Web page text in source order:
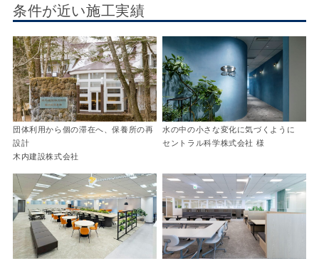
条件が近い施工実績
団体利用から個の滞在へ、保養所の再
設計
木内建設株式会社
水の中の小さな変化に気づくように
セントラル科学株式会社 様